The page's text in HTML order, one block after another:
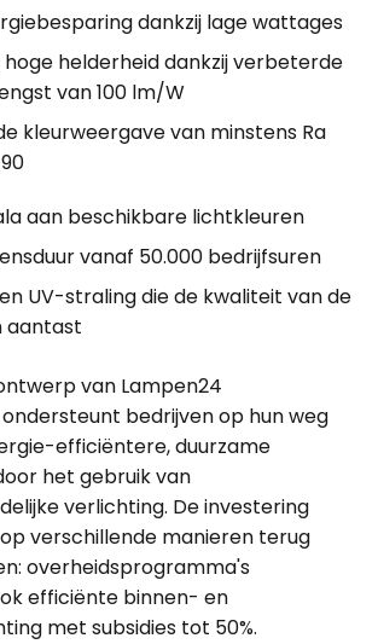
dankzij lage wattages
hoge helderheid dankzij verbeterde
van 100 lm/W
kleurweergave van minstens Ra
aan beschikbare lichtkleuren
vanaf 50.000 bedrijfsuren
UV-straling die de kwaliteit van de
aantast
van Lampen24
bedrijven op hun weg
efficiëntere, duurzame
het gebruik van
verlichting. De investering
verschillende manieren terug
overheidsprogramma's
efficiënte binnen- en
met subsidies tot 50%.